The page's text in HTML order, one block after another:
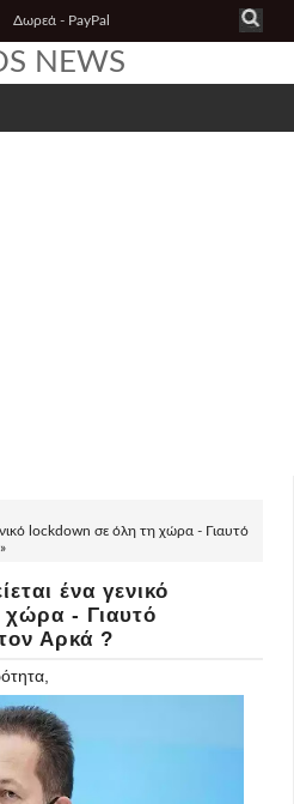
Δωρεά - PayPal
NEWS
lockdown σε όλη τη χώρα - Γιαυτό
ένα γενικό
- Γιαυτό
Αρκά ?